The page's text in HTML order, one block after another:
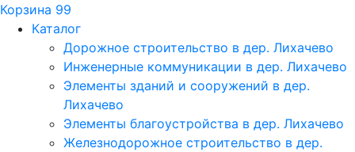
Корзина 99
Каталог
Дорожное строительство в дер. Лихачево
Инженерные коммуникации в дер. Лихачево
Элементы зданий и сооружений в дер.
Лихачево
Элементы благоустройства в дер. Лихачево
Железнодорожное строительство в дер.